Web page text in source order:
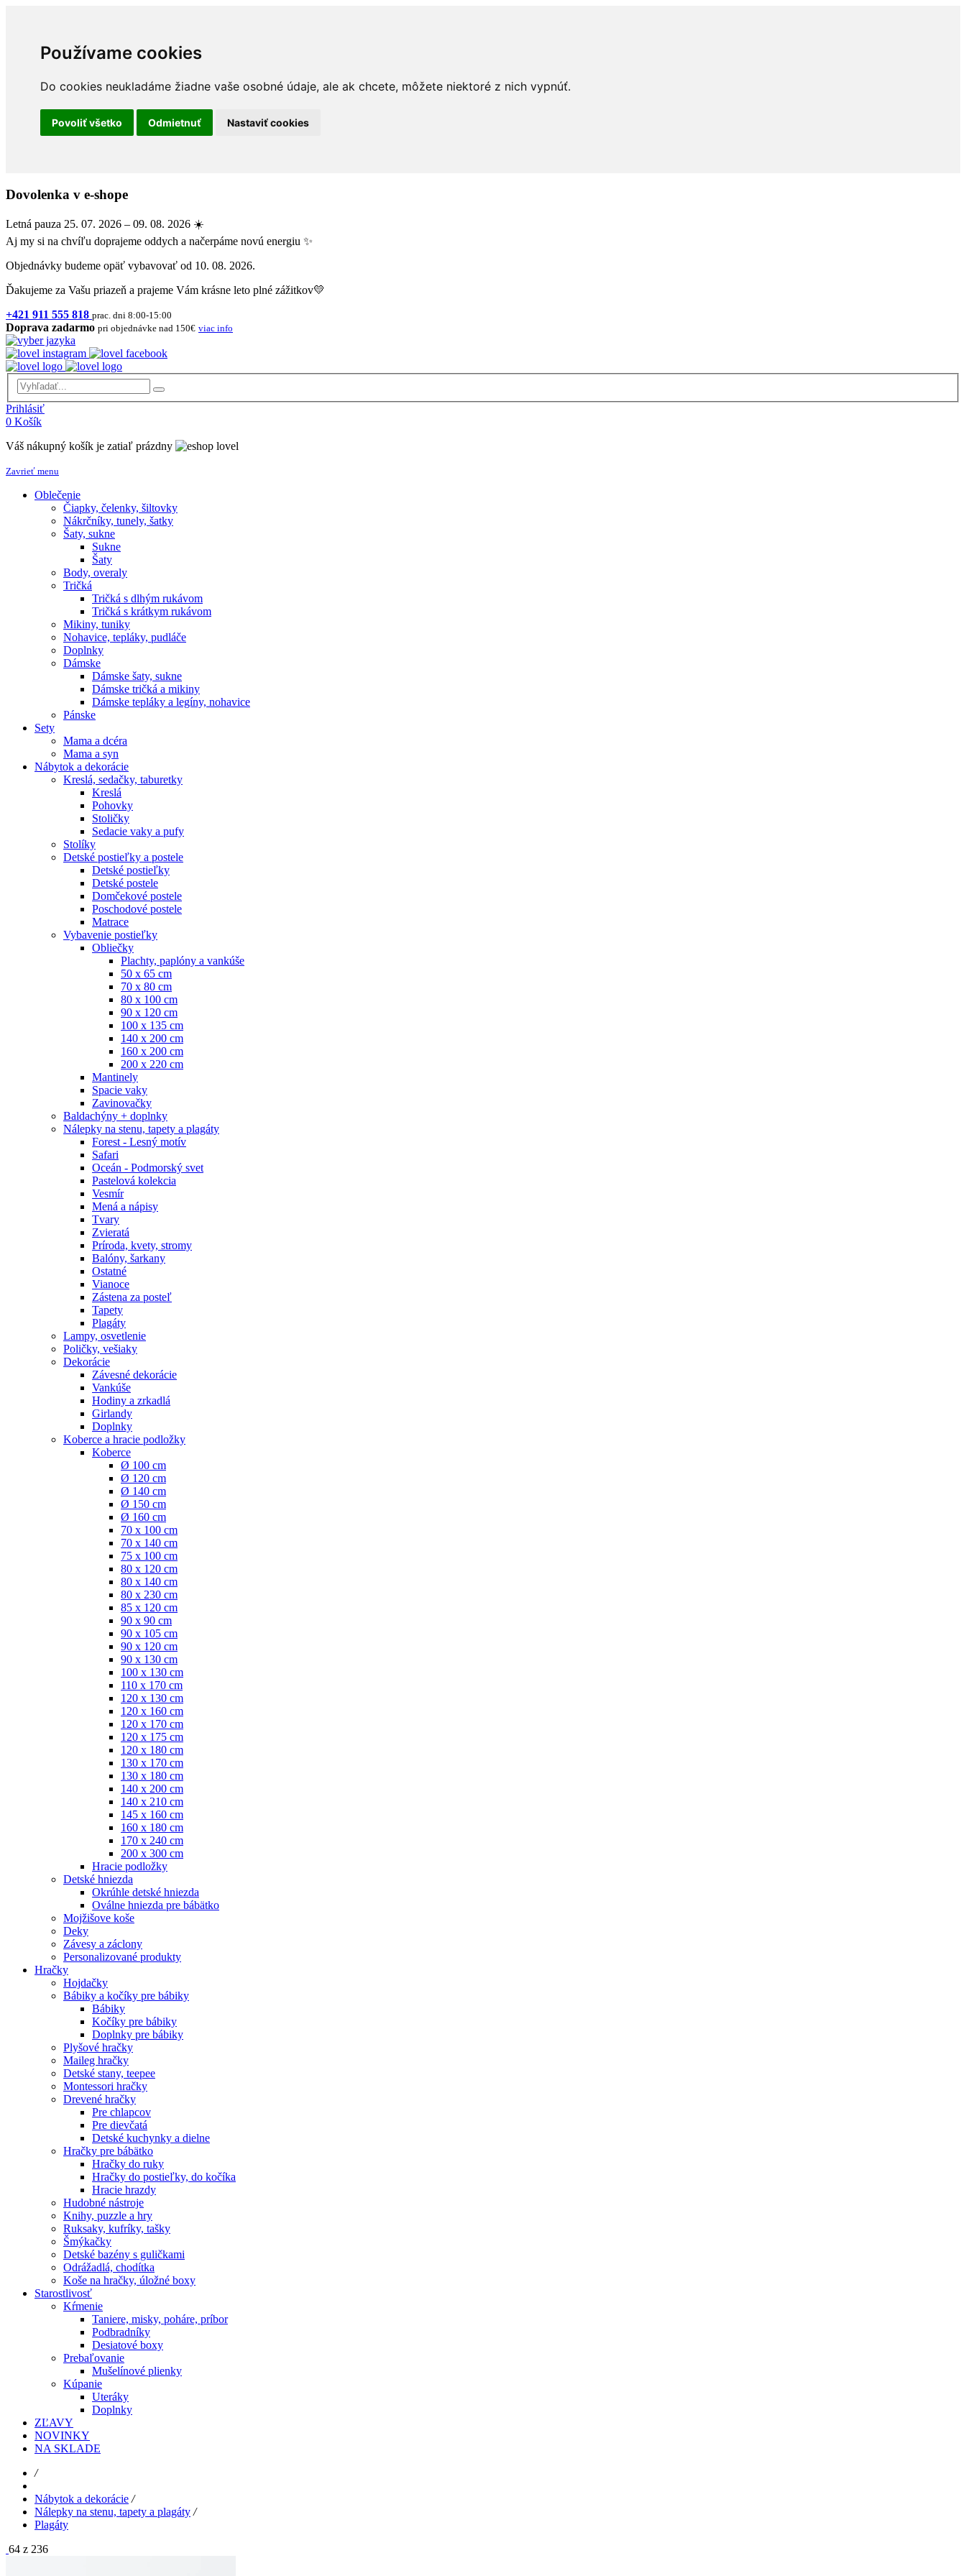
Používame cookies
Do cookies neukladáme žiadne vaše osobné údaje, ale ak chcete, môžete niektoré z nich vypnúť.
Povoliť všetko Odmietnuť Nastaviť cookies
Dovolenka v e-shope
Letná pauza 25. 07. 2026 – 09. 08. 2026 ☀️
Aj my si na chvíľu doprajeme oddych a načerpáme novú energiu ✨
Objednávky budeme opäť vybavovať od 10. 08. 2026.
Ďakujeme za Vašu priazeň a prajeme Vám krásne leto plné zážitkov💛
+421 911 555 818 prac. dni 8:00-15:00
Doprava zadarmo pri objednávke nad 150€ viac info
Prihlásiť
0 Košík
Váš nákupný košík je zatiaľ prázdny
Zavrieť menu
Oblečenie
Čiapky, čelenky, šiltovky
Nákrčníky, tunely, šatky
Šaty, sukne
Sukne
Šaty
Body, overaly
Tričká
Tričká s dlhým rukávom
Tričká s krátkym rukávom
Mikiny, tuniky
Nohavice, tepláky, pudláče
Doplnky
Dámske
Dámske šaty, sukne
Dámske tričká a mikiny
Dámske tepláky a legíny, nohavice
Pánske
Sety
Mama a dcéra
Mama a syn
Nábytok a dekorácie
Kreslá, sedačky, taburetky
Kreslá
Pohovky
Stoličky
Sedacie vaky a pufy
Stolíky
Detské postieľky a postele
Detské postieľky
Detské postele
Domčekové postele
Poschodové postele
Matrace
Vybavenie postieľky
Obliečky
Plachty, paplóny a vankúše
50 x 65 cm
70 x 80 cm
80 x 100 cm
90 x 120 cm
100 x 135 cm
140 x 200 cm
160 x 200 cm
200 x 220 cm
Mantinely
Spacie vaky
Zavinovačky
Baldachýny + doplnky
Nálepky na stenu, tapety a plagáty
Forest - Lesný motív
Safari
Oceán - Podmorský svet
Pastelová kolekcia
Vesmír
Mená a nápisy
Tvary
Zvieratá
Príroda, kvety, stromy
Balóny, šarkany
Ostatné
Vianoce
Zástena za posteľ
Tapety
Plagáty
Lampy, osvetlenie
Poličky, vešiaky
Dekorácie
Závesné dekorácie
Vankúše
Hodiny a zrkadlá
Girlandy
Doplnky
Koberce a hracie podložky
Koberce
Ø 100 cm
Ø 120 cm
Ø 140 cm
Ø 150 cm
Ø 160 cm
70 x 100 cm
70 x 140 cm
75 x 100 cm
80 x 120 cm
80 x 140 cm
80 x 230 cm
85 x 120 cm
90 x 90 cm
90 x 105 cm
90 x 120 cm
90 x 130 cm
100 x 130 cm
110 x 170 cm
120 x 130 cm
120 x 160 cm
120 x 170 cm
120 x 175 cm
120 x 180 cm
130 x 170 cm
130 x 180 cm
140 x 200 cm
140 x 210 cm
145 x 160 cm
160 x 180 cm
170 x 240 cm
200 x 300 cm
Hracie podložky
Detské hniezda
Okrúhle detské hniezda
Oválne hniezda pre bábätko
Mojžišove koše
Deky
Závesy a záclony
Personalizované produkty
Hračky
Hojdačky
Bábiky a kočíky pre bábiky
Bábiky
Kočíky pre bábiky
Doplnky pre bábiky
Plyšové hračky
Maileg hračky
Detské stany, teepee
Montessori hračky
Drevené hračky
Pre chlapcov
Pre dievčatá
Detské kuchynky a dielne
Hračky pre bábätko
Hračky do ruky
Hračky do postieľky, do kočíka
Hracie hrazdy
Hudobné nástroje
Knihy, puzzle a hry
Ruksaky, kufríky, tašky
Šmýkačky
Detské bazény s guličkami
Odrážadlá, chodítka
Koše na hračky, úložné boxy
Starostlivosť
Kŕmenie
Taniere, misky, poháre, príbor
Podbradníky
Desiatové boxy
Prebaľovanie
Mušelínové plienky
Kúpanie
Uteráky
Doplnky
ZĽAVY
NOVINKY
NA SKLADE
/
Nábytok a dekorácie /
Nálepky na stenu, tapety a plagáty /
Plagáty
64 z 236